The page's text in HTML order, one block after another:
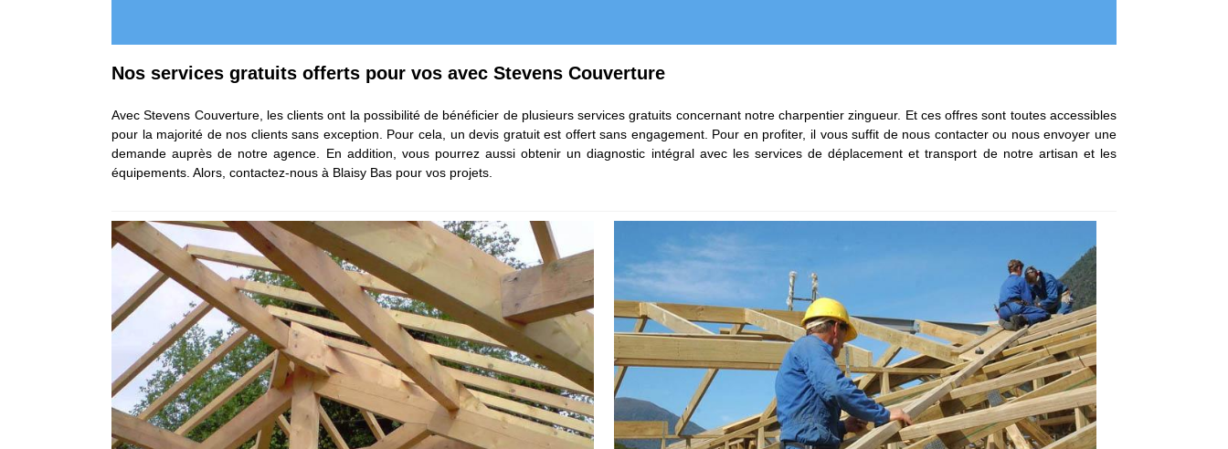
Nos services gratuits offerts pour vos avec Stevens Couverture
Avec Stevens Couverture, les clients ont la possibilité de bénéficier de plusieurs services gratuits concernant notre charpentier zingueur. Et ces offres sont toutes accessibles
pour la majorité de nos clients sans exception. Pour cela, un devis gratuit est offert sans engagement. Pour en profiter, il vous suffit de nous contacter ou nous envoyer une
demande auprès de notre agence. En addition, vous pourrez aussi obtenir un diagnostic intégral avec les services de déplacement et transport de notre artisan et les
équipements. Alors, contactez-nous à Blaisy Bas pour vos projets.